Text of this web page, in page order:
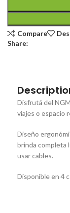
Compare
Share:
Disfrutá del
viajes o espacio
Diseño
brinda completa
usar cables.
Disponible en 4